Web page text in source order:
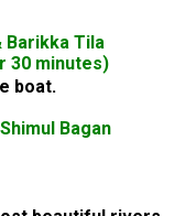
Barikka Tila
30 minutes)
boat.
Bagan